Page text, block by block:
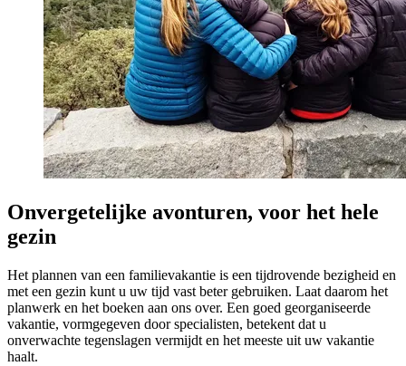
Onvergetelijke avonturen, voor het hele
gezin
Het plannen van een familievakantie is een tijdrovende bezigheid en
met een gezin kunt u uw tijd vast beter gebruiken. Laat daarom het
planwerk en het boeken aan ons over. Een goed georganiseerde
vakantie, vormgegeven door specialisten, betekent dat u
onverwachte tegenslagen vermijdt en het meeste uit uw vakantie
haalt.